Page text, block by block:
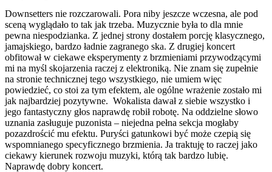
Downsetters nie rozczarowali. Pora niby jeszcze wczesna, ale pod
sceną wyglądało to tak jak trzeba. Muzycznie była to dla mnie
pewna niespodzianka. Z jednej strony dostałem porcję klasycznego,
jamajskiego, bardzo ładnie zagranego ska. Z drugiej koncert
obfitował w ciekawe eksperymenty z brzmieniami przywodzącymi
mi na myśl skojarzenia raczej z elektroniką. Nie znam się zupełnie
na stronie technicznej tego wszystkiego, nie umiem więc
powiedzieć, co stoi za tym efektem, ale ogólne wrażenie zostało mi
jak najbardziej pozytywne. Wokalista dawał z siebie wszystko i
jego fantastyczny głos naprawdę robił robotę. Na oddzielne słowo
uznania zasługuje puzonista – niejedna pełna sekcja mogłaby
pozazdrościć mu efektu. Puryści gatunkowi być może czepią się
wspomnianego specyficznego brzmienia. Ja traktuję to raczej jako
ciekawy kierunek rozwoju muzyki, którą tak bardzo lubię.
Naprawdę dobry koncert.